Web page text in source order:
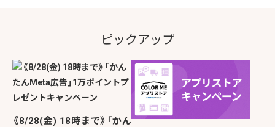
ピックアップ
《8/28(金) 18時まで》「かん